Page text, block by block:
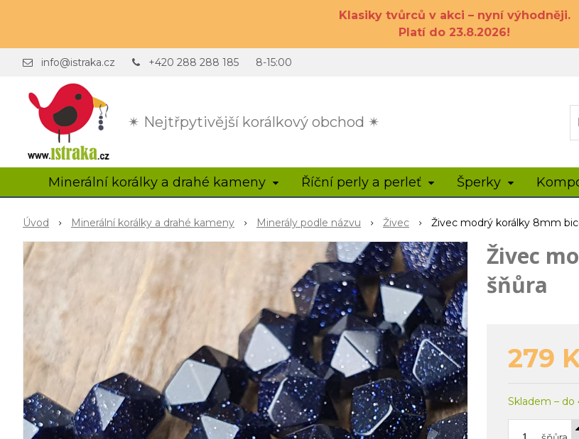
Klasiky tvůrců v akci – nyní výhodněji.
Platí do 23.8.2026!
✴ Nejtřpytivější korálkový obchod ✴
info@istraka.cz +420 288 288 185 8-15:00
Minerální korálky a drahé kameny Říční perly a perleť Šperky
Úvod Minerální korálky a drahé kameny Minerály podle názvu Živec Živec modrý korálky 8mm
Živec
šňůra
279
Skladem –